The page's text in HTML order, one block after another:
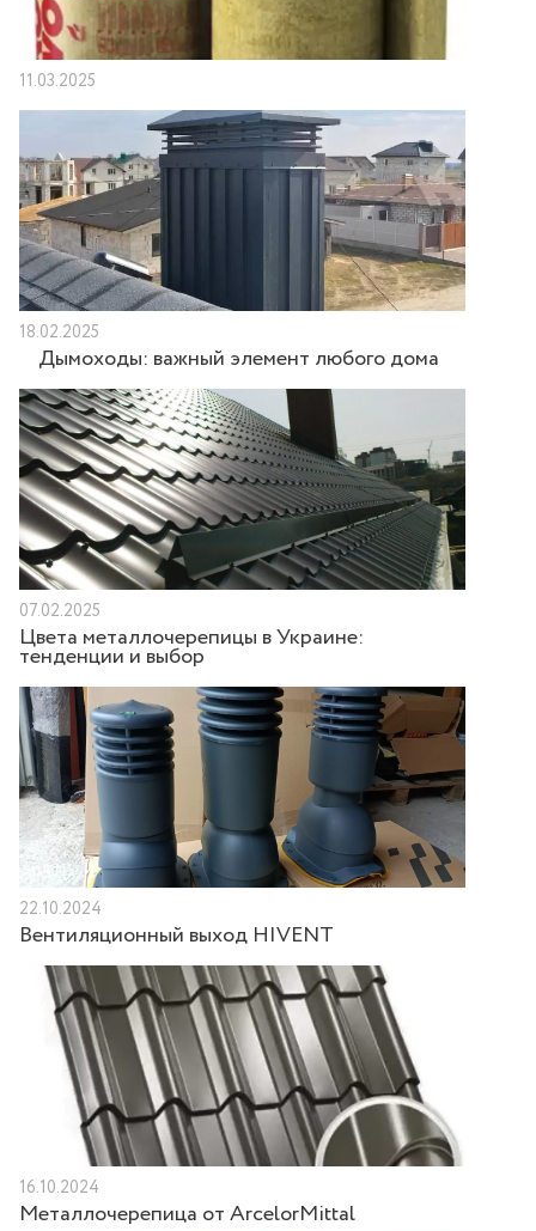
11.03.2025
18.02.2025
Дымоходы: важный элемент любого дома
07.02.2025
Цвета металлочерепицы в Украине:
тенденции и выбор
22.10.2024
Вентиляционный выход HIVENT
16.10.2024
Металлочерепица от ArcelorMittal